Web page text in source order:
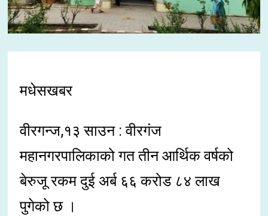
मधेसखबर
वीरगन्ज,१३ साउन : वीरगंज
महानगरपालिकाको गत तीन आर्थिक वर्षको
बेरुजू रकम दुई अर्ब ६६ करोड ८४ लाख
पुगेको छ ।